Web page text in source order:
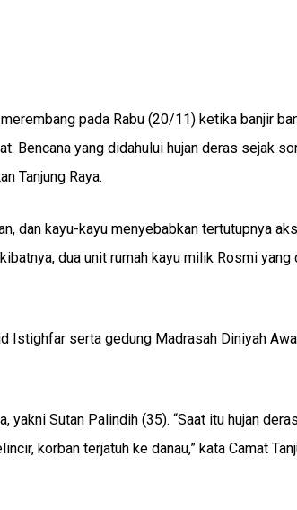
pada Rabu (20/11) ketika banjir
Bencana yang didahului hujan deras sejak
Tanjung Raya.
dan kayu-kayu menyebabkan tertutupnya
dua unit rumah kayu milik Rosmi yang
Istighfar serta gedung Madrasah Diniyah
yakni Sutan Palindih (35). “Saat itu hujan
korban terjatuh ke danau,” kata Camat